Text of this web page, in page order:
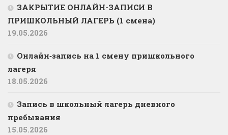
ЗАКРЫТИЕ ОНЛАЙН-ЗАПИСИ В
ПРИШКОЛЬНЫЙ ЛАГЕРЬ (1 смена)
19.05.2026
Онлайн‑запись на 1 смену пришкольного
лагеря
18.05.2026
Запись в школьный лагерь дневного
пребывания
15.05.2026